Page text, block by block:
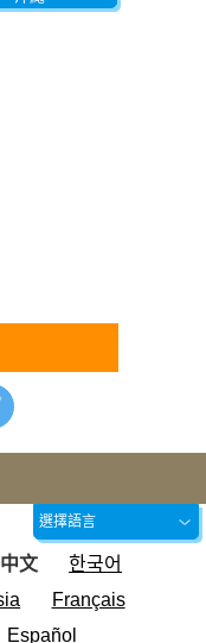
選擇語言
文
한국어
Français
Español